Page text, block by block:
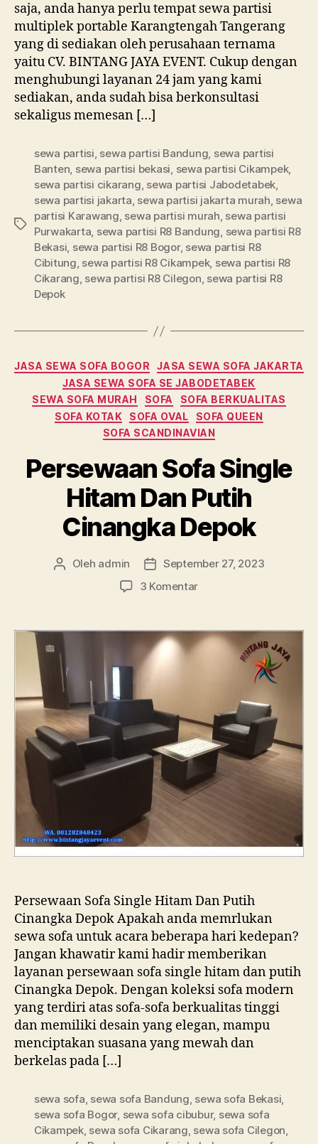
saja, anda hanya perlu tempat sewa partisi
multiplek portable Karangtengah Tangerang
yang di sediakan oleh perusahaan ternama
yaitu CV. BINTANG JAYA EVENT. Cukup dengan
menghubungi layanan 24 jam yang kami
sediakan, anda sudah bisa berkonsultasi
sekaligus memesan […]
Tag
sewa partisi, sewa partisi Bandung, sewa partisi
Banten, sewa partisi bekasi, sewa partisi Cikampek,
sewa partisi cikarang, sewa partisi Jabodetabek,
sewa partisi jakarta, sewa partisi jakarta murah, sewa
partisi Karawang, sewa partisi murah, sewa partisi
Purwakarta, sewa partisi R8 Bandung, sewa partisi R8
Bekasi, sewa partisi R8 Bogor, sewa partisi R8
Cibitung, sewa partisi R8 Cikampek, sewa partisi R8
Cikarang, sewa partisi R8 Cilegon, sewa partisi R8
Depok
Kategori
JASA SEWA SOFA BOGOR
JASA SEWA SOFA JAKARTA
JASA SEWA SOFA SE JABODETABEK
SEWA SOFA MURAH
SOFA
SOFA BERKUALITAS
SOFA KOTAK
SOFA OVAL
SOFA QUEEN
SOFA SCANDINAVIAN
Persewaan Sofa Single
Hitam Dan Putih
Cinangka Depok
Penulis
Oleh admin
Tanggal
artikel
September 27, 2023
3 Komentarpada
Single
Hitam
Depok
Persewaan Sofa Single Hitam Dan Putih
Cinangka Depok Apakah anda memrlukan
sewa sofa untuk acara beberapa hari kedepan?
Jangan khawatir kami hadir memberikan
layanan persewaan sofa single hitam dan putih
Cinangka Depok. Dengan koleksi sofa modern
yang terdiri atas sofa-sofa berkualitas tinggi
dan memiliki desain yang elegan, mampu
menciptakan suasana yang mewah dan
berkelas pada […]
sewa sofa, sewa sofa Bandung, sewa sofa Bekasi,
sewa sofa Bogor, sewa sofa cibubur, sewa sofa
Cikampek, sewa sofa Cikarang, sewa sofa Cilegon,